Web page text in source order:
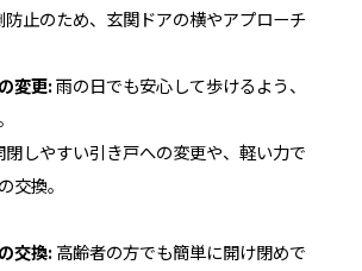
防止のため、玄関ドアの横やアプローチ
変更:雨の日でも安心して歩けるよう、
閉しやすい引き戸への変更や、軽い力で
交換。
交換:高齢者の方でも簡単に開け閉めで